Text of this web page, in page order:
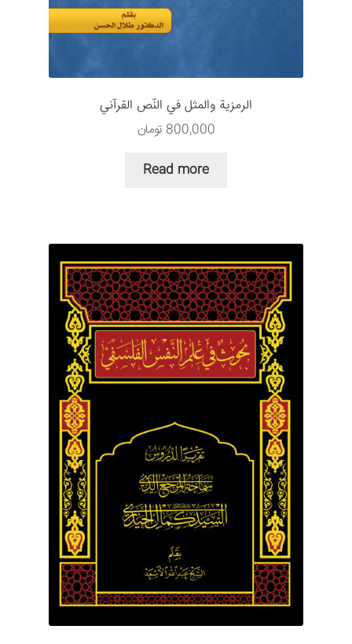
الرمزية والمثل في النّص القرآني
800,000 تومان
Read more